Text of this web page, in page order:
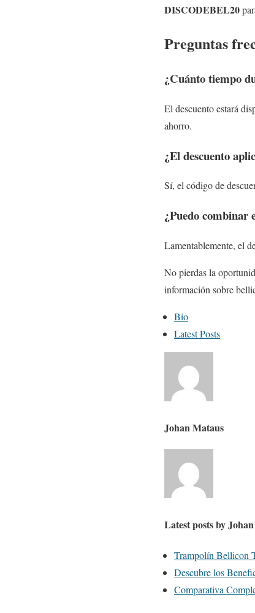
DISCODEBEL20
Preguntas
¿Cuánto tiempo
El descuento estará
ahorro.
¿El descuento
Sí, el código de
¿Puedo combinar
Lamentablemente, el
No pierdas la
información sobre
T
h
e
l
o
w
t
o
t
a
Bio
Latest Posts
Johan Mataus
Latest posts by
Trampolín Bellicon
Descubre los
Comparativa